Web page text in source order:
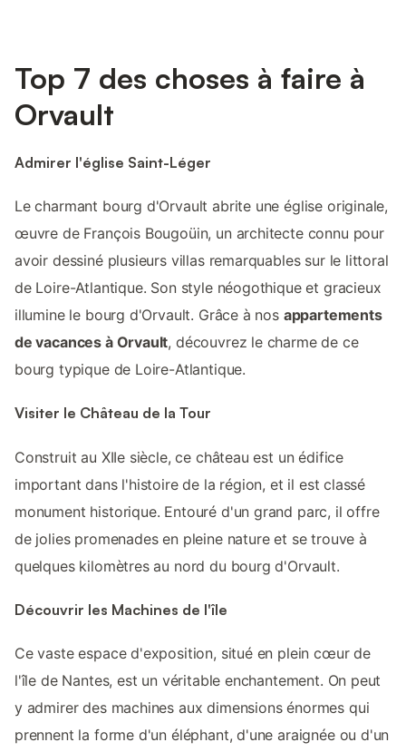
Top 7 des choses à faire à
Orvault
Admirer l'église Saint-Léger
Le charmant bourg d'Orvault abrite une église originale,
œuvre de François Bougoüin, un architecte connu pour
avoir dessiné plusieurs villas remarquables sur le littoral
de Loire-Atlantique. Son style néogothique et gracieux
illumine le bourg d'Orvault. Grâce à nos appartements
de vacances à Orvault, découvrez le charme de ce
bourg typique de Loire-Atlantique.
Visiter le Château de la Tour
Construit au XIIe siècle, ce château est un édifice
important dans l'histoire de la région, et il est classé
monument historique. Entouré d'un grand parc, il offre
de jolies promenades en pleine nature et se trouve à
quelques kilomètres au nord du bourg d'Orvault.
Découvrir les Machines de l'île
Ce vaste espace d'exposition, situé en plein cœur de
l'île de Nantes, est un véritable enchantement. On peut
y admirer des machines aux dimensions énormes qui
prennent la forme d'un éléphant, d'une araignée ou d'un